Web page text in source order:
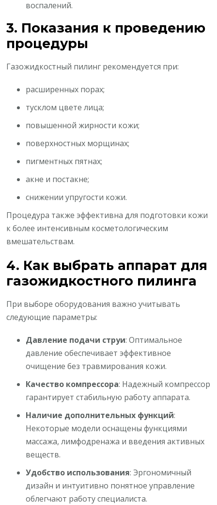
воспалений.
3. Показания к проведению
процедуры
Газожидкостный пилинг рекомендуется при:
расширенных порах;
тусклом цвете лица;
повышенной жирности кожи;
поверхностных морщинах;
пигментных пятнах;
акне и постакне;
снижении упругости кожи.
Процедура также эффективна для подготовки кожи
к более интенсивным косметологическим
вмешательствам.
4. Как выбрать аппарат для
газожидкостного пилинга
При выборе оборудования важно учитывать
следующие параметры:
Давление подачи струи: Оптимальное
давление обеспечивает эффективное
очищение без травмирования кожи.
Качество компрессора: Надежный компрессор
гарантирует стабильную работу аппарата.
Наличие дополнительных функций:
Некоторые модели оснащены функциями
массажа, лимфодренажа и введения активных
веществ.
Удобство использования: Эргономичный
дизайн и интуитивно понятное управление
облегчают работу специалиста.